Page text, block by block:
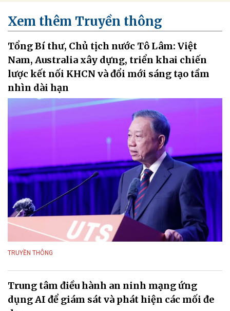
Xem thêm Truyền thông
Tổng Bí thư, Chủ tịch nước Tô Lâm: Việt
Nam, Australia xây dựng, triển khai chiến
lược kết nối KHCN và đổi mới sáng tạo tầm
nhìn dài hạn
TRUYỀN THÔNG
Trung tâm điều hành an ninh mạng ứng
dụng AI để giám sát và phát hiện các mối đe